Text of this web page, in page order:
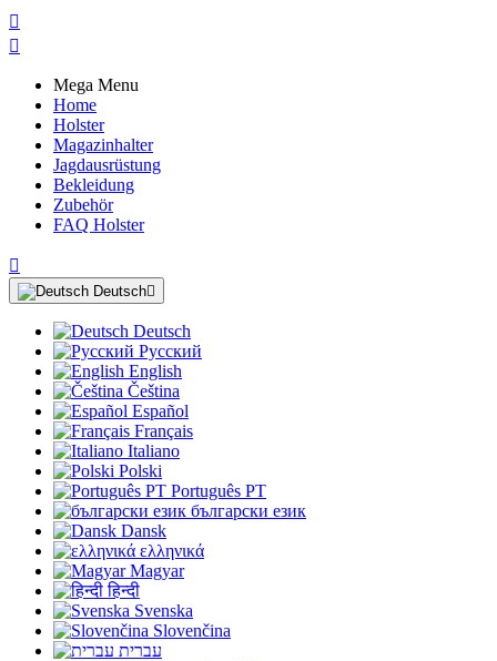


Mega Menu
Home
Holster
Magazinhalter
Jagdausrüstung
Bekleidung
Zubehör
FAQ Holster

Deutsch
Deutsch
Русский
English
Čeština
Español
Français
Italiano
Polski
Português PT
български език
Dansk
ελληνικά
Magyar
हिन्दी
Svenska
Slovenčina
עברית